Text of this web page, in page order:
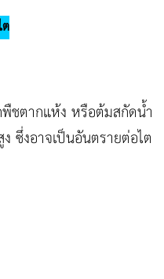
ชตากแห้ง หรือต้มสกัดน้ำ
ซึ่งอาจเป็นอันตรายต่อไต